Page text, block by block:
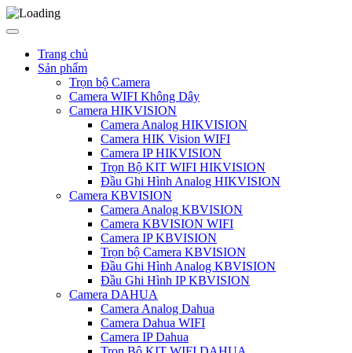
Trang chủ
Sản phẩm
Trọn bộ Camera
Camera WIFI Không Dây
Camera HIKVISION
Camera Analog HIKVISION
Camera HIK Vision WIFI
Camera IP HIKVISION
Trọn Bộ KIT WIFI HIKVISION
Đầu Ghi Hình Analog HIKVISION
Camera KBVISION
Camera Analog KBVISION
Camera KBVISION WIFI
Camera IP KBVISION
Trọn bộ Camera KBVISION
Đầu Ghi Hình Analog KBVISION
Đầu Ghi Hình IP KBVISION
Camera DAHUA
Camera Analog Dahua
Camera Dahua WIFI
Camera IP Dahua